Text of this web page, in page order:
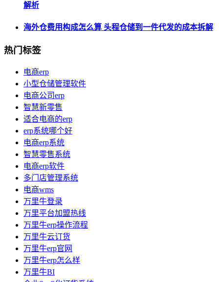
解析
海外仓费用构成怎么算 头程仓储到一件代发的成本拆解
热门标签
电商erp
小型仓储管理软件
电商公司erp
智慧新零售
适合电商的erp
erp系统哪个好
电商erp系统
智慧零售系统
电商erp软件
多门店管理系统
电商wms
万里牛登录
万里平台加盟热线
万里牛erp操作流程
万里牛云订货
万里牛erp官网
万里牛erp怎么样
万里牛BI